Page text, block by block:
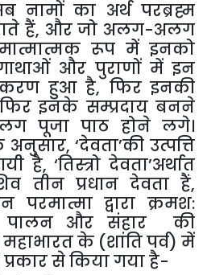
नामों का अर्थ परब्रह्म
हैं, और जो अलग-अलग
रूप में इनको
और पुराणों में इन
हुआ है, फिर इनकी
फिर इनके सम्प्रदाय बनने
पूजा पाठ होने लगे।
अनुसार, ‘देवता’की उत्पत्ति
है, ‘तिस्त्रो देवता’अर्थात
तीन प्रधान देवता हैं,
परमात्मा द्वारा क्रमश:
पालन और संहार
की
महाभारतके(शांतिपर्व) में
प्रकारसेकियागयाहै-